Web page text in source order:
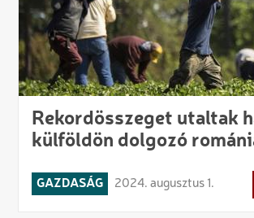
Rekordösszeget utaltak
külföldön dolgozó
GAZDASÁG 2024. augusztus 1.